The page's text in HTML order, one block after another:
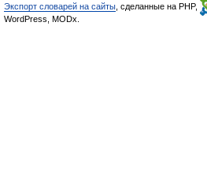
Экспорт словарей на сайты , сделанные на PHP,
WordPress, MODx.